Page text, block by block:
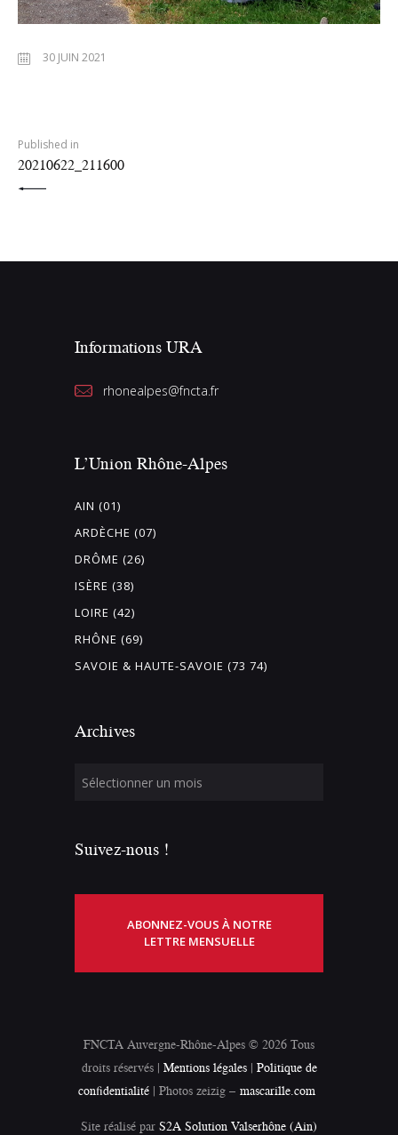
30 JUIN 2021
Published in
20210622_211600
Informations URA
rhonealpes@fncta.fr
L’Union Rhône-Alpes
AIN (01)
ARDÈCHE (07)
DRÔME (26)
ISÈRE (38)
LOIRE (42)
RHÔNE (69)
SAVOIE & HAUTE-SAVOIE (73 74)
Archives
Suivez-nous !
ABONNEZ-VOUS À NOTRE
LETTRE MENSUELLE
FNCTA Auvergne-Rhône-Alpes © 2026 Tous
droits réservés | Mentions légales| Politique de
confidentialité | Photos zeizig – mascarille.com
Site réalisé par S2A Solution Valserhône (Ain)